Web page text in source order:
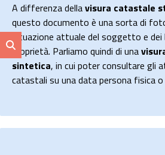
A differenza dellavisura catastale
questo documento è una sorta di
situazione attuale del soggetto e dei
proprietà. Parliamo quindi di una
sintetica, in cui poter consultare gli
catastali su una data persona fisica o